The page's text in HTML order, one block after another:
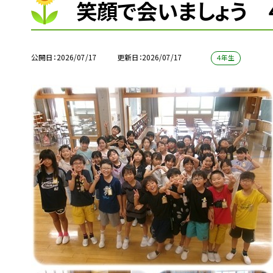
笑顔で会いましょう
公開日 2026/07/17 更新日 2026/07/17 ４年生